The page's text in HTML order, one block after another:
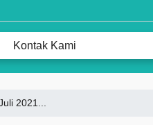
Kontak Kami
2021...